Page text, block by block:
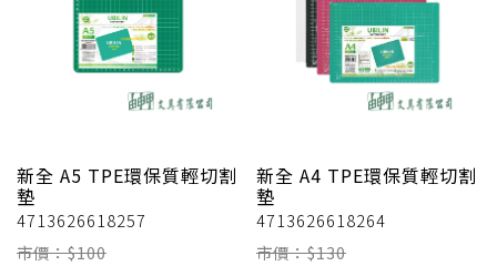
新全 A5 TPE環保質輕切割
墊
4713626618257
市價：$100
新全 A4 TPE環保質輕切割
墊
4713626618264
市價：$130